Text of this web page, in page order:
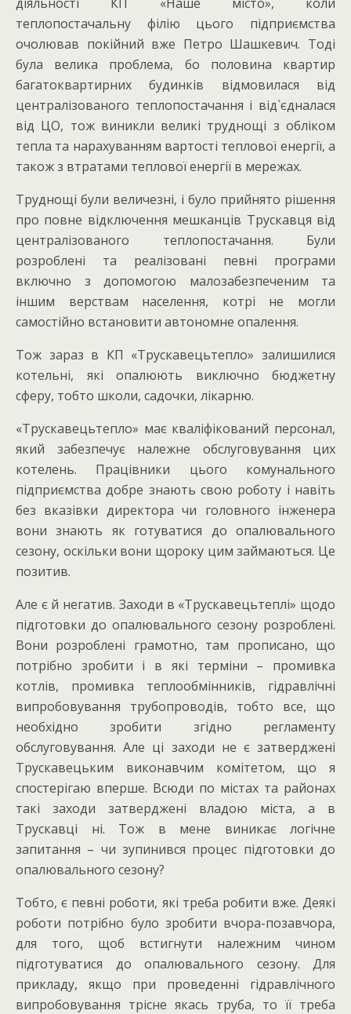
теплопостачальну філію цього підприємства
очолював покійний вже Петро Шашкевич. Тоді
була велика проблема, бо половина квартир
багатоквартирних будинків відмовилася від
централізованого теплопостачання і від`єдналася
від ЦО, тож виникли великі труднощі з обліком
тепла та нарахуванням вартості теплової енергії, а
також з втратами теплової енергії в мережах.
Труднощі були величезні, і було прийнято рішення
про повне відключення мешканців Трускавця від
централізованого теплопостачання. Були
розроблені та реалізовані певні програми
включно з допомогою малозабезпеченим та
іншим верствам населення, котрі не могли
самостійно встановити автономне опалення.
Тож зараз в КП «Трускавецьтепло» залишилися
котельні, які опалюють виключно бюджетну
сферу, тобто школи, садочки, лікарню.
«Трускавецьтепло» має кваліфікований персонал,
який забезпечує належне обслуговування цих
котелень. Працівники цього комунального
підприємства добре знають свою роботу і навіть
без вказівки директора чи головного інженера
вони знають як готуватися до опалювального
сезону, оскільки вони щороку цим займаються. Це
позитив.
Але є й негатив. Заходи в «Трускавецьтеплі» щодо
підготовки до опалювального сезону розроблені.
Вони розроблені грамотно, там прописано, що
потрібно зробити і в які терміни – промивка
котлів, промивка теплообмінників, гідравлічні
випробовування трубопроводів, тобто все, що
необхідно зробити згідно регламенту
обслуговування. Але ці заходи не є затверджені
Трускавецьким виконавчим комітетом, що я
спостерігаю вперше. Всюди по містах та районах
такі заходи затверджені владою міста, а в
Трускавці ні. Тож в мене виникає логічне
запитання – чи зупинився процес підготовки до
опалювального сезону?
Тобто, є певні роботи, які треба робити вже. Деякі
роботи потрібно було зробити вчора-позавчора,
для того, щоб встигнути належним чином
підготуватися до опалювального сезону. Для
прикладу, якщо при проведенні гідравлічного
випробовування трісне якась труба, то її треба